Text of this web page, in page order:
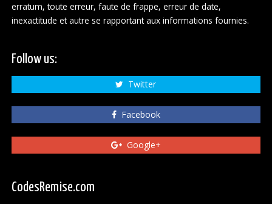
erratum, toute erreur, faute de frappe, erreur de date,
inexactitude et autre se rapportant aux informations fournies.
Follow us:
Twitter
Facebook
Google+
CodesRemise.com